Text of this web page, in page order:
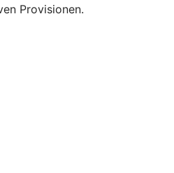
Provisionen.